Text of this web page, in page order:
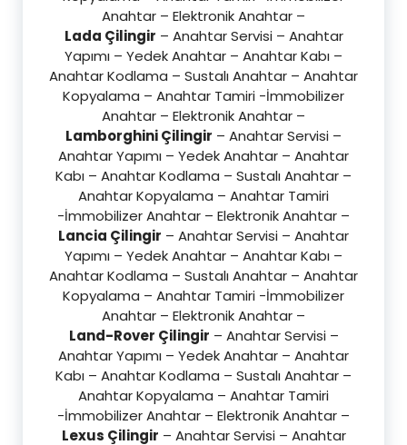
Anahtar – Elektronik Anahtar –
Lada Çilingir – Anahtar Servisi – Anahtar
Yapımı – Yedek Anahtar – Anahtar Kabı –
Anahtar Kodlama – Sustalı Anahtar – Anahtar
Kopyalama – Anahtar Tamiri -İmmobilizer
Anahtar – Elektronik Anahtar –
Lamborghini Çilingir – Anahtar Servisi –
Anahtar Yapımı – Yedek Anahtar – Anahtar
Kabı – Anahtar Kodlama – Sustalı Anahtar –
Anahtar Kopyalama – Anahtar Tamiri
-İmmobilizer Anahtar – Elektronik Anahtar –
Lancia Çilingir – Anahtar Servisi – Anahtar
Yapımı – Yedek Anahtar – Anahtar Kabı –
Anahtar Kodlama – Sustalı Anahtar – Anahtar
Kopyalama – Anahtar Tamiri -İmmobilizer
Anahtar – Elektronik Anahtar –
Land-Rover Çilingir – Anahtar Servisi –
Anahtar Yapımı – Yedek Anahtar – Anahtar
Kabı – Anahtar Kodlama – Sustalı Anahtar –
Anahtar Kopyalama – Anahtar Tamiri
-İmmobilizer Anahtar – Elektronik Anahtar –
Lexus Çilingir – Anahtar Servisi – Anahtar